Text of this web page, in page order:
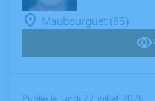
Maubourguet (65)
Publié le lundi 27 juillet 2026